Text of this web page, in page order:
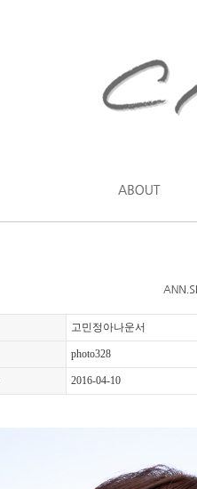
고민정아나운서
photo328
2016-04-10